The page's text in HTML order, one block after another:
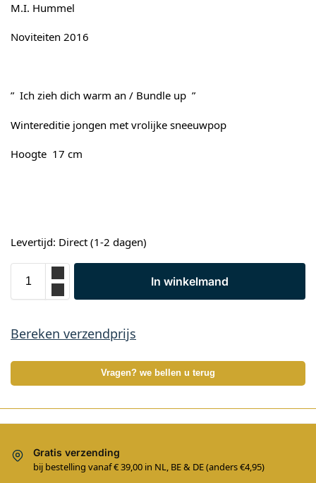
M.I. Hummel
Noviteiten 2016
” Ich zieh dich warm an / Bundle up ”
Wintereditie jongen met vrolijke sneeuwpop
Hoogte 17 cm
Levertijd: Direct (1-2 dagen)
In winkelmand
Bereken verzendprijs
Vragen? we bellen u terug
Gratis verzending
bij bestelling vanaf € 39,00 in NL, BE & DE (anders €4,95)